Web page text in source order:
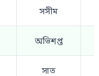
সসীম
অভিশপ্ত
সাত